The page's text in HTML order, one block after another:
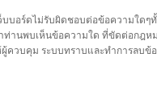
อร์ดไม่รับผิดชอบต่อข้อความใดๆทั้
านพบเห็นข้อความใด ที่ขัดต่อกฎห
ผู้ควบคุม ระบบทราบและทำการลบ